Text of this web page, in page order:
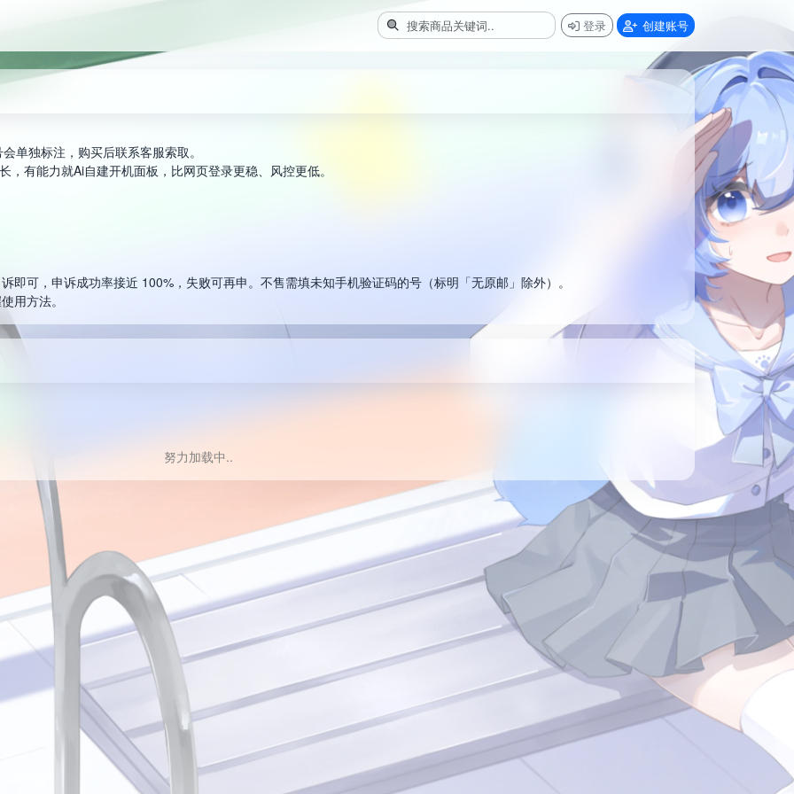
登录 创建账号
单独标注，购买后联系客服索取。
有能力就Ai自建开机面板，比网页登录更稳、风控更低。
即可，申诉成功率接近 100%，失败可再申。不售需填未知手机验证码的号（标明「无原邮」除外）。
用方法。
努力加载中..